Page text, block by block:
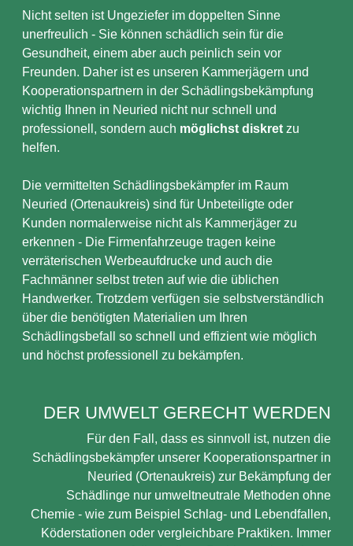
Nicht selten ist Ungeziefer im doppelten Sinne
unerfreulich - Sie können schädlich sein für die
Gesundheit, einem aber auch peinlich sein vor
Freunden. Daher ist es unseren Kammerjägern und
Kooperationspartnern in der Schädlingsbekämpfung
wichtig Ihnen in Neuried nicht nur schnell und
professionell, sondern auch möglichst diskret zu
helfen.
Die vermittelten Schädlingsbekämpfer im Raum
Neuried (Ortenaukreis) sind für Unbeteiligte oder
Kunden normalerweise nicht als Kammerjäger zu
erkennen - Die Firmenfahrzeuge tragen keine
verräterischen Werbeaufdrucke und auch die
Fachmänner selbst treten auf wie die üblichen
Handwerker. Trotzdem verfügen sie selbstverständlich
über die benötigten Materialien um Ihren
Schädlingsbefall so schnell und effizient wie möglich
und höchst professionell zu bekämpfen.
DER UMWELT GERECHT WERDEN
Für den Fall, dass es sinnvoll ist, nutzen die
Schädlingsbekämpfer unserer Kooperationspartner in
Neuried (Ortenaukreis) zur Bekämpfung der
Schädlinge nur umweltneutrale Methoden ohne
Chemie - wie zum Beispiel Schlag- und Lebendfallen,
Köderstationen oder vergleichbare Praktiken. Immer